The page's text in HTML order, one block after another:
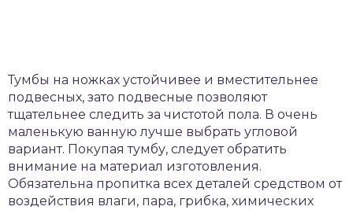
Тумбы на ножках устойчивее и вместительнее
подвесных, зато подвесные позволяют
тщательнее следить за чистотой пола. В очень
маленькую ванную лучше выбрать угловой
вариант. Покупая тумбу, следует обратить
внимание на материал изготовления.
Обязательна пропитка всех деталей средством от
воздействия влаги, пара, грибка, химических